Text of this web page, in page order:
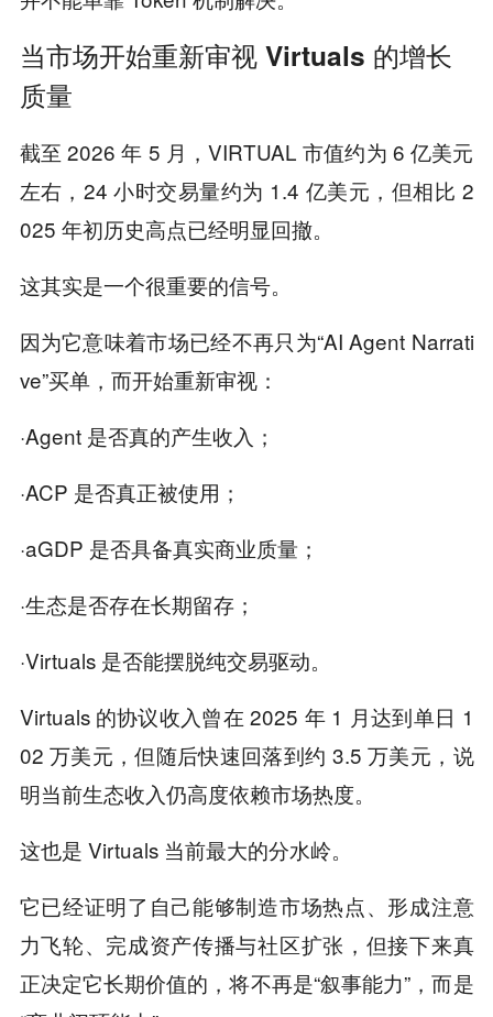
当市场开始重新审视 Virtuals 的增长
质量
截至 2026 年 5 月，VIRTUAL 市值约为 6 亿美元
左右，24 小时交易量约为 1.4 亿美元，但相比 2
025 年初历史高点已经明显回撤。
这其实是一个很重要的信号。
因为它意味着市场已经不再只为“AI Agent Narrati
ve”买单，而开始重新审视：
·Agent 是否真的产生收入；
·ACP 是否真正被使用；
·aGDP 是否具备真实商业质量；
·生态是否存在长期留存；
·Virtuals 是否能摆脱纯交易驱动。
Virtuals 的协议收入曾在 2025 年 1 月达到单日 1
02 万美元，但随后快速回落到约 3.5 万美元，说
明当前生态收入仍高度依赖市场热度。
这也是 Virtuals 当前最大的分水岭。
它已经证明了自己能够制造市场热点、形成注意
力飞轮、完成资产传播与社区扩张，但接下来真
正决定它长期价值的，将不再是“叙事能力”，而是